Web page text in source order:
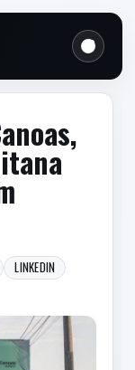
Links
LINKEDIN